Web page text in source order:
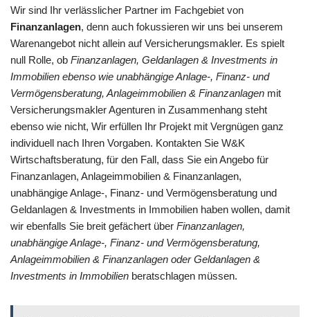
Wir sind Ihr verlässlicher Partner im Fachgebiet von
Finanzanlagen, denn auch fokussieren wir uns bei unserem
Warenangebot nicht allein auf Versicherungsmakler. Es spielt
null Rolle, ob Finanzanlagen, Geldanlagen & Investments in
Immobilien ebenso wie unabhängige Anlage-, Finanz- und
Vermögensberatung, Anlageimmobilien & Finanzanlagen mit
Versicherungsmakler Agenturen in Zusammenhang steht
ebenso wie nicht, Wir erfüllen Ihr Projekt mit Vergnügen ganz
individuell nach Ihren Vorgaben. Kontakten Sie W&K
Wirtschaftsberatung, für den Fall, dass Sie ein Angebo für
Finanzanlagen, Anlageimmobilien & Finanzanlagen,
unabhängige Anlage-, Finanz- und Vermögensberatung und
Geldanlagen & Investments in Immobilien haben wollen, damit
wir ebenfalls Sie breit gefächert über Finanzanlagen,
unabhängige Anlage-, Finanz- und Vermögensberatung,
Anlageimmobilien & Finanzanlagen oder Geldanlagen &
Investments in Immobilien beratschlagen müssen.